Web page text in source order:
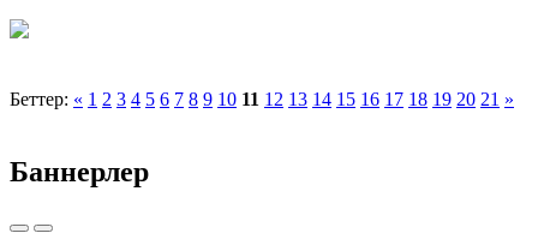
Беттер: « 1 2 3 4 5 6 7 8 9 10 11 12 13 14 15 16 17 18 19 20 21 »
Баннерлер